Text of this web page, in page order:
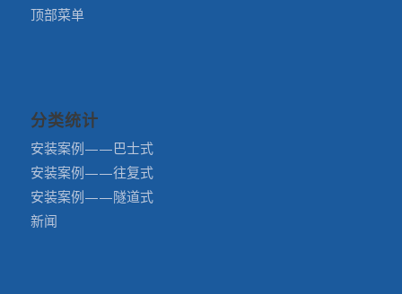
顶部菜单
分类统计
安装案例——巴士式
安装案例——往复式
安装案例——隧道式
新闻